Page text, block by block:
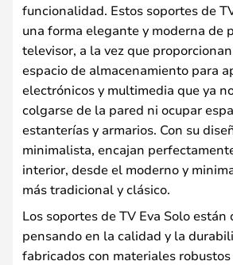
funcionalidad. Estos soportes de
una forma elegante y moderna de
televisor, a la vez que
espacio de almacenamiento para
electrónicos y multimedia que ya
colgarse de la pared ni ocupar
estanterías y armarios. Con su
minimalista, encajan
interior, desde el moderno y
más tradicional y clásico.
Los soportes de TV Eva Solo están
pensando en la calidad y la
fabricados con materiales